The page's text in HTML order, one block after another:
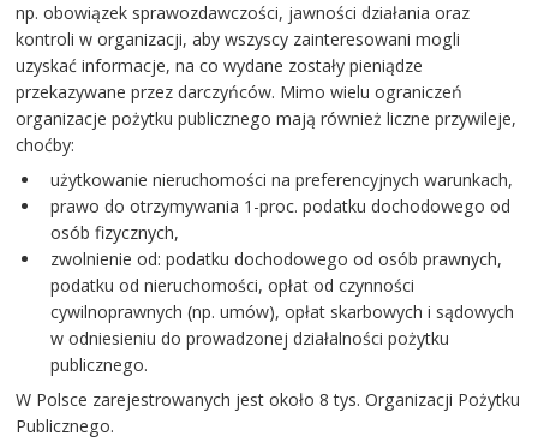
np. obowiązek sprawozdawczości, jawności działania oraz
kontroli w organizacji, aby wszyscy zainteresowani mogli
uzyskać informacje, na co wydane zostały pieniądze
przekazywane przez darczyńców. Mimo wielu ograniczeń
organizacje pożytku publicznego mają również liczne przywileje,
choćby:
użytkowanie nieruchomości na preferencyjnych warunkach,
prawo do otrzymywania 1-proc. podatku dochodowego od
osób fizycznych,
zwolnienie od: podatku dochodowego od osób prawnych,
podatku od nieruchomości, opłat od czynności
cywilnoprawnych (np. umów), opłat skarbowych i sądowych
w odniesieniu do prowadzonej działalności pożytku
publicznego.
W Polsce zarejestrowanych jest około 8 tys. Organizacji Pożytku
Publicznego.